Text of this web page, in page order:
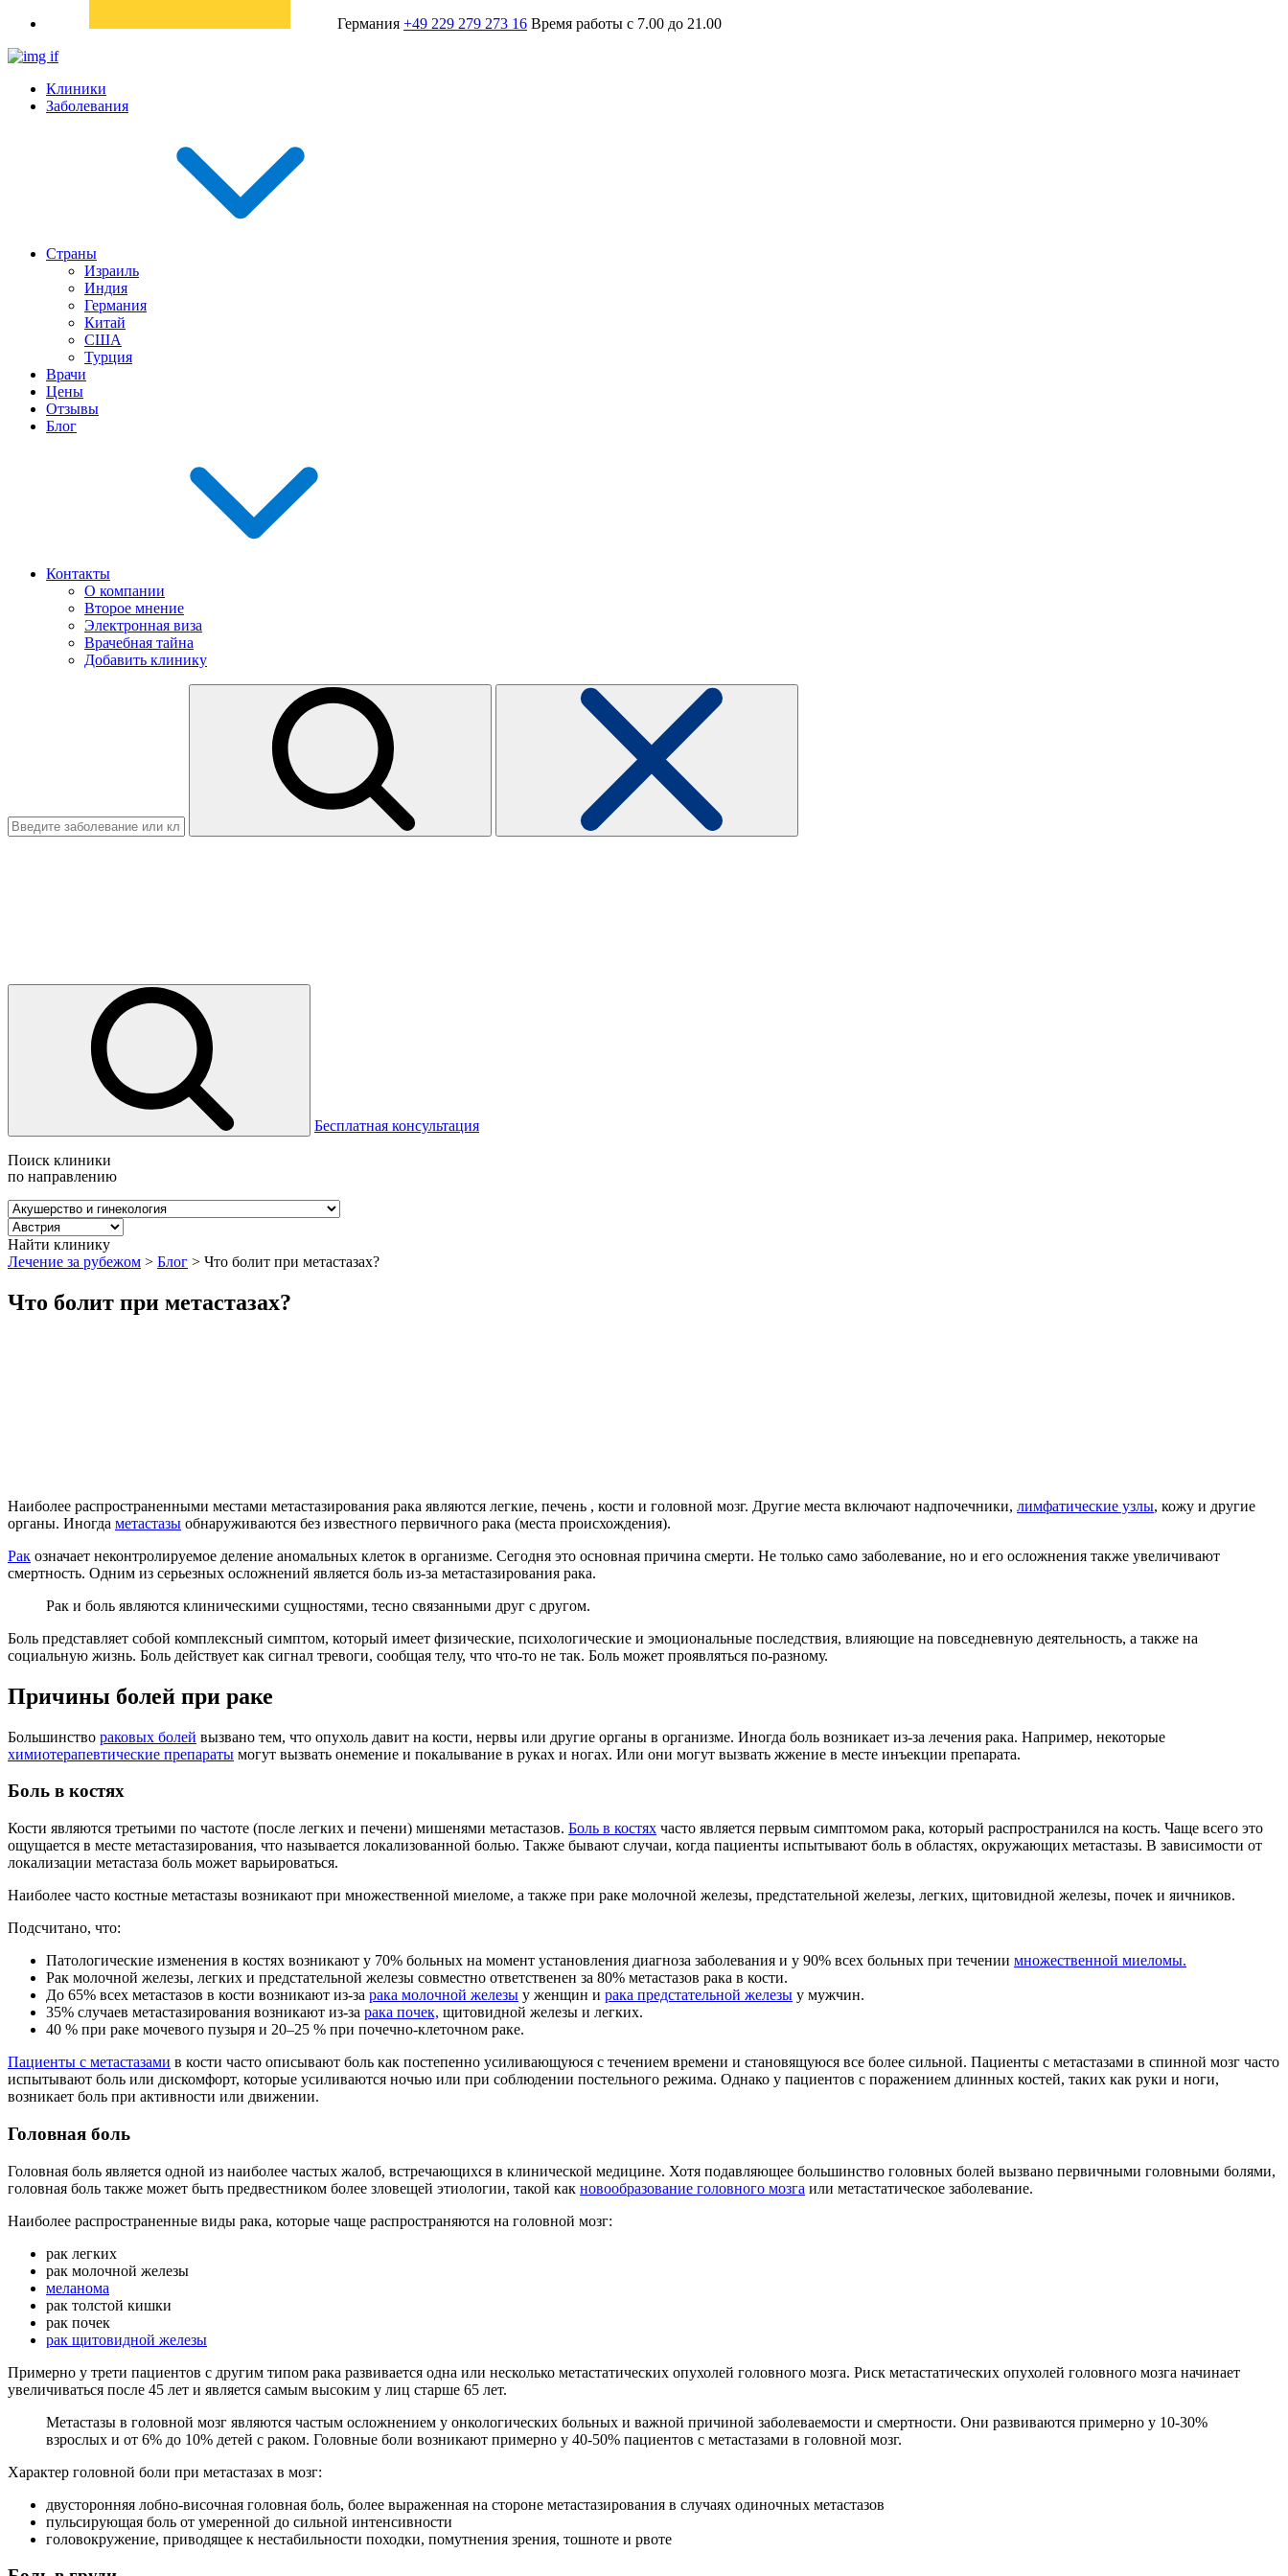
Германия +49 229 279 273 16 Время работы с 7.00 до 21.00
Клиники
Заболевания
Страны
Израиль
Индия
Германия
Китай
США
Турция
Врачи
Цены
Отзывы
Блог
Контакты
О компании
Второе мнение
Электронная виза
Врачебная тайна
Добавить клинику
Бесплатная консультация
Поиск клиники
по направлению
Найти клинику
Лечение за рубежом > Блог > Что болит при метастазах?
Что болит при метастазах?
Наиболее распространенными местами метастазирования рака являются легкие, печень , кости и головной мозг. Другие места включают надпочечники, лимфатические узлы, кожу и другие
органы. Иногда метастазы обнаруживаются без известного первичного рака (места происхождения).
Рак означает неконтролируемое деление аномальных клеток в организме. Сегодня это основная причина смерти. Не только само заболевание, но и его осложнения также увеличивают
смертность. Одним из серьезных осложнений является боль из-за метастазирования рака.
Рак и боль являются клиническими сущностями, тесно связанными друг с другом.
Боль представляет собой комплексный симптом, который имеет физические, психологические и эмоциональные последствия, влияющие на повседневную деятельность, а также на
социальную жизнь. Боль действует как сигнал тревоги, сообщая телу, что что-то не так. Боль может проявляться по-разному.
Причины болей при раке
Большинство раковых болей вызвано тем, что опухоль давит на кости, нервы или другие органы в организме. Иногда боль возникает из-за лечения рака. Например, некоторые
химиотерапевтические препараты могут вызвать онемение и покалывание в руках и ногах. Или они могут вызвать жжение в месте инъекции препарата.
Боль в костях
Кости являются третьими по частоте (после легких и печени) мишенями метастазов. Боль в костях часто является первым симптомом рака, который распространился на кость. Чаще всего это
ощущается в месте метастазирования, что называется локализованной болью. Также бывают случаи, когда пациенты испытывают боль в областях, окружающих метастазы. В зависимости от
локализации метастаза боль может варьироваться.
Наиболее часто костные метастазы возникают при множественной миеломе, а также при раке молочной железы, предстательной железы, легких, щитовидной железы, почек и яичников.
Подсчитано, что:
Патологические изменения в костях возникают у 70% больных на момент установления диагноза заболевания и у 90% всех больных при течении множественной миеломы.
Рак молочной железы, легких и предстательной железы совместно ответственен за 80% метастазов рака в кости.
До 65% всех метастазов в кости возникают из-за рака молочной железы у женщин и рака предстательной железы у мужчин.
35% случаев метастазирования возникают из-за рака почек, щитовидной железы и легких.
40 % при раке мочевого пузыря и 20–25 % при почечно-клеточном раке.
Пациенты с метастазами в кости часто описывают боль как постепенно усиливающуюся с течением времени и становящуюся все более сильной. Пациенты с метастазами в спинной мозг часто
испытывают боль или дискомфорт, которые усиливаются ночью или при соблюдении постельного режима. Однако у пациентов с поражением длинных костей, таких как руки и ноги,
возникает боль при активности или движении.
Головная боль
Головная боль является одной из наиболее частых жалоб, встречающихся в клинической медицине. Хотя подавляющее большинство головных болей вызвано первичными головными болями,
головная боль также может быть предвестником более зловещей этиологии, такой как новообразование головного мозга или метастатическое заболевание.
Наиболее распространенные виды рака, которые чаще распространяются на головной мозг:
рак легких
рак молочной железы
меланома
рак толстой кишки
рак почек
рак щитовидной железы
Примерно у трети пациентов с другим типом рака развивается одна или несколько метастатических опухолей головного мозга. Риск метастатических опухолей головного мозга начинает
увеличиваться после 45 лет и является самым высоким у лиц старше 65 лет.
Метастазы в головной мозг являются частым осложнением у онкологических больных и важной причиной заболеваемости и смертности. Они развиваются примерно у 10-30%
взрослых и от 6% до 10% детей с раком. Головные боли возникают примерно у 40-50% пациентов с метастазами в головной мозг.
Характер головной боли при метастазах в мозг:
двусторонняя лобно-височная головная боль, более выраженная на стороне метастазирования в случаях одиночных метастазов
пульсирующая боль от умеренной до сильной интенсивности
головокружение, приводящее к нестабильности походки, помутнения зрения, тошноте и рвоте